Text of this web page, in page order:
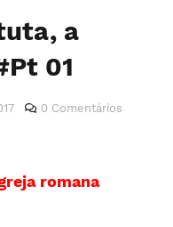
a
01
0 Comentários
romana